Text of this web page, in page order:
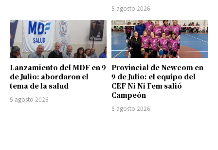
5 agosto 2026
Lanzamiento del MDF en 9
de Julio: abordaron el
tema de la salud
5 agosto 2026
Provincial de Newcom en
9 de Julio: el equipo del
CEF Ni Ni Fem salió
Campeón
5 agosto 2026